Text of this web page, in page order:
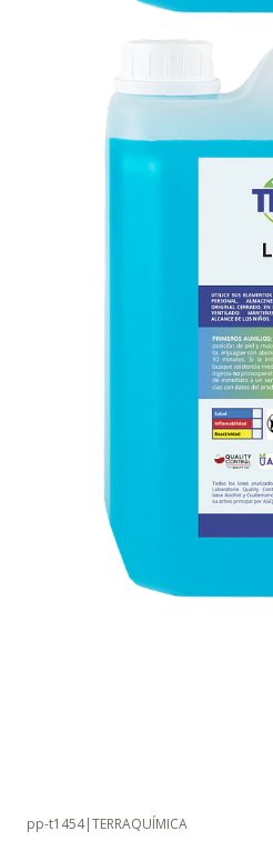
pp-t1454|TERRAQUÍMICA